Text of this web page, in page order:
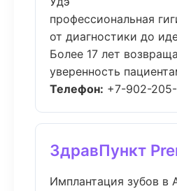
профессиональная
от диагностики до
Более 17 лет
уверенность
Телефон: +7-902-
ЗдравПункт
Имплантация зубов в